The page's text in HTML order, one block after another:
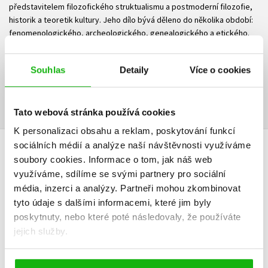
Souhlas Detaily Více o cookies
Tato webová stránka používá cookies
K personalizaci obsahu a reklam, poskytování funkcí
sociálních médií a analýze naší návštěvnosti využíváme
soubory cookies. Informace o tom, jak náš web
využíváme, sdílíme se svými partnery pro sociální
média, inzerci a analýzy. Partneři mohou zkombinovat
tyto údaje s dalšími informacemi, které jim byly
poskytnuty, nebo které poté následovaly, že používáte
jejich služby.
představitelem filozofického struktualismu a postmoderní filozofie,
historik a teoretik kultury. Jeho dílo bývá děleno do několika období:
fenomenologického, archeologického, genealogického a etického.
Ke stažení
PDF Obsah.pdf
HODNOCENÍ ČTENÁŘŮ
V současné době nejsou vytvořena žádná uživatelská hodnocení.
Vaše hodnocení